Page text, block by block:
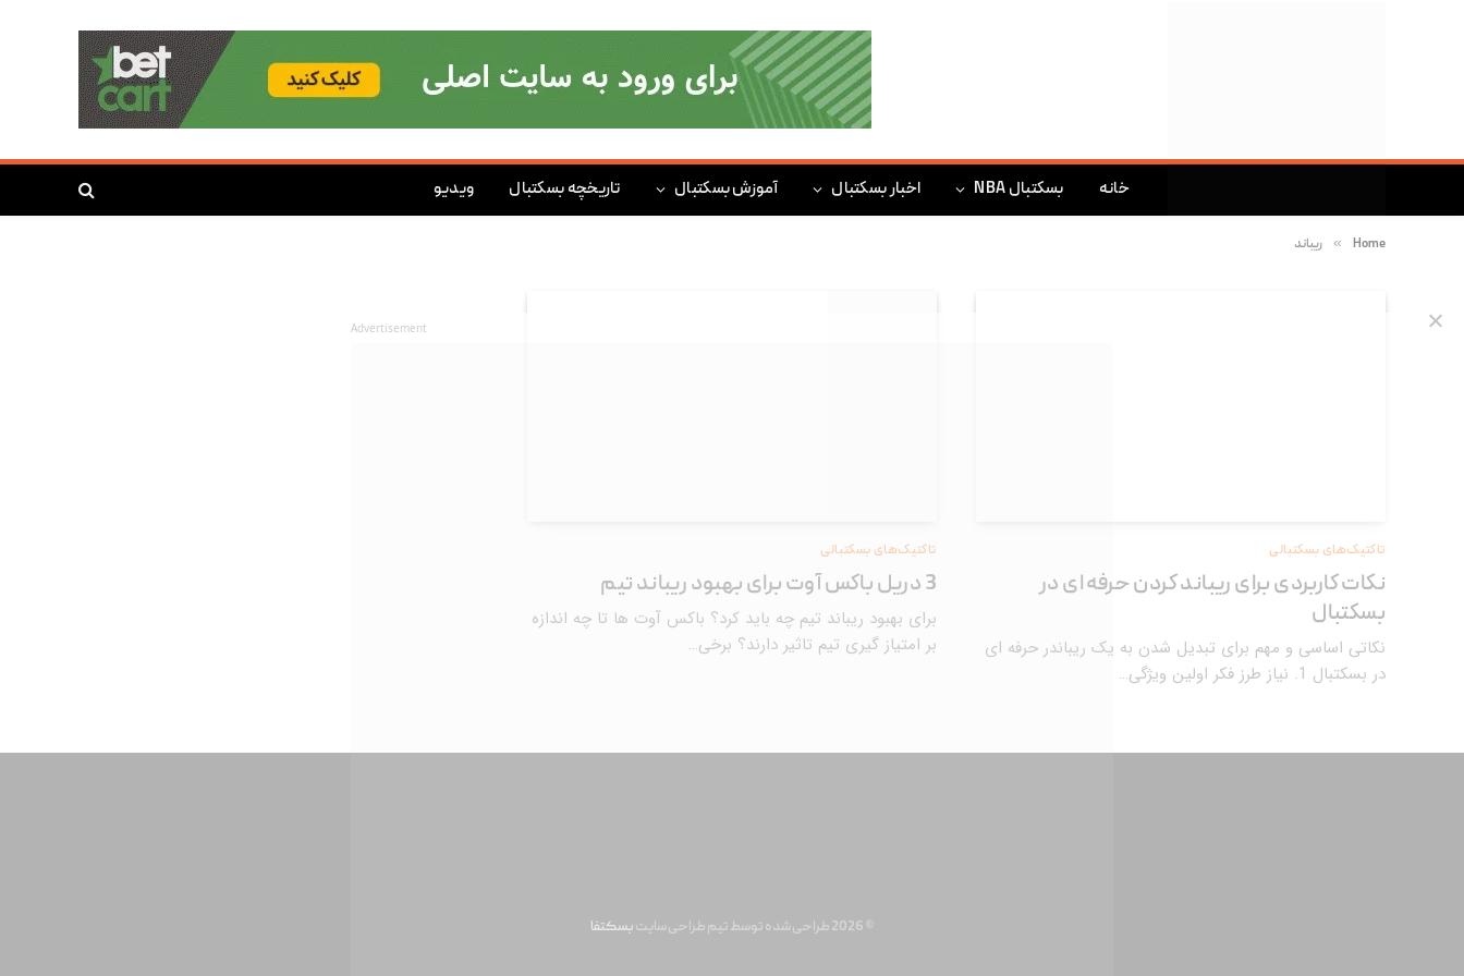
خانه بسکتبال NBA اخبار بسکتبال آموزش بسکتبال تاریخچه بسکتبال ویدیو
Home
» ریباند
تاکتیک‌های بسکتبالی
نکات کاربردی برای ریباند کردن حرفه ای در
بسکتبال
نکاتی اساسی و مهم برای تبدیل شدن به یک ریباندر حرفه ای
در بسکتبال 1. نیاز طرز فکر اولین ویژگی…
تاکتیک‌های بسکتبالی
3 دریل باکس آوت برای بهبود ریباند تیم
برای بهبود ریباند تیم چه باید کرد؟ باکس آوت ها تا چه اندازه
بر امتیاز گیری تیم تاثیر دارند؟ برخی…
© 2026 طراحی شده توسط تیم طراحی سایت بسکتفا
Advertisement